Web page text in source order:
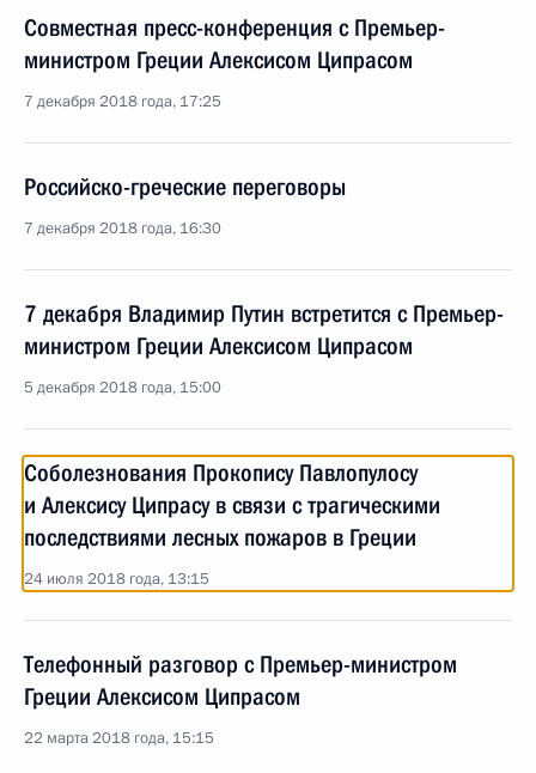
Совместная пресс-конференция с Премьер-
министром Греции Алексисом Ципрасом
7 декабря 2018 года, 17:25
Российско-греческие переговоры
7 декабря 2018 года, 16:30
7 декабря Владимир Путин встретится с Премьер-
министром Греции Алексисом Ципрасом
5 декабря 2018 года, 15:00
Соболезнования Прокопису Павлопулосу
и Алексису Ципрасу в связи с трагическими
последствиями лесных пожаров в Греции
24 июля 2018 года, 13:15
Телефонный разговор с Премьер-министром
Греции Алексисом Ципрасом
22 марта 2018 года, 15:15